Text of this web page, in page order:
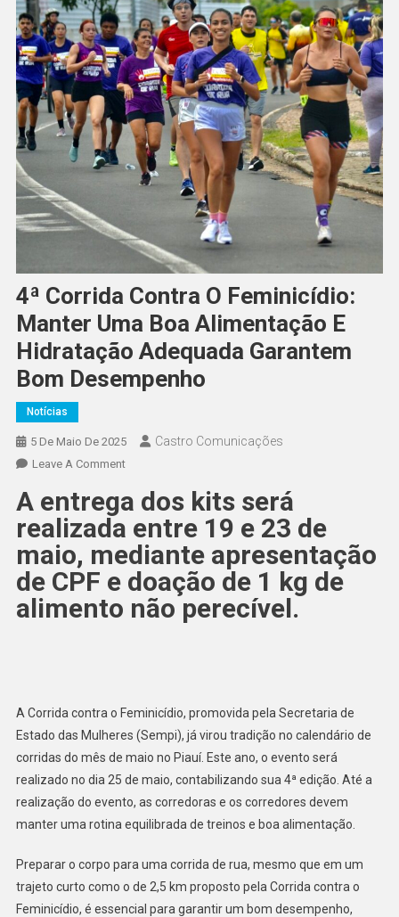
4ª Corrida Contra O Feminicídio:
Manter Uma Boa Alimentação E
Hidratação Adequada Garantem
Bom Desempenho
Notícias
5 De Maio De 2025 Castro Comunicações
Leave A Comment
A entrega dos kits será
realizada entre 19 e 23 de
maio, mediante apresentação
de CPF e doação de 1 kg de
alimento não perecível.
A Corrida contra o Feminicídio, promovida pela Secretaria de
Estado das Mulheres (Sempi), já virou tradição no calendário de
corridas do mês de maio no Piauí. Este ano, o evento será
realizado no dia 25 de maio, contabilizando sua 4ª edição. Até a
realização do evento, as corredoras e os corredores devem
manter uma rotina equilibrada de treinos e boa alimentação.
Preparar o corpo para uma corrida de rua, mesmo que em um
trajeto curto como o de 2,5 km proposto pela Corrida contra o
Feminicídio, é essencial para garantir um bom desempenho,